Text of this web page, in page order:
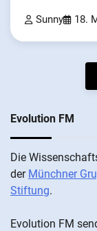
Sunny 18.
Beiträge
Evolution FM
Die
der Münch­ner
Stiftung.
Evolution FM